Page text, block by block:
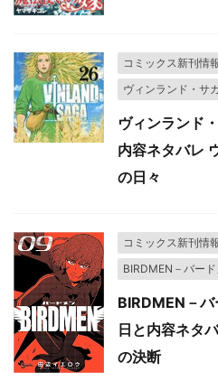
コミックス新刊情
ヴィンランド・サ
ヴィンランド
内容ネタバレ
の日々
コミックス新刊情
BIRDMEN－バード
BIRDMEN－
日と内容ネタ
の決断